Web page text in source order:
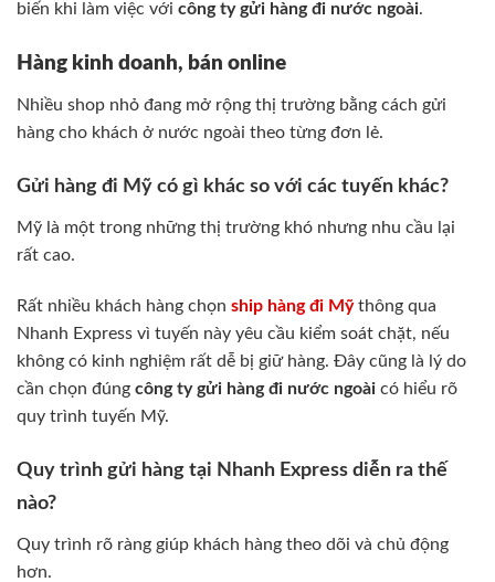
biến khi làm việc với công ty gửi hàng đi nước ngoài.
Hàng kinh doanh, bán online
Nhiều shop nhỏ đang mở rộng thị trường bằng cách gửi
hàng cho khách ở nước ngoài theo từng đơn lẻ.
Gửi hàng đi Mỹ có gì khác so với các tuyến khác?
Mỹ là một trong những thị trường khó nhưng nhu cầu lại
rất cao.
Rất nhiều khách hàng chọn ship hàng đi Mỹthông qua
Nhanh Express vì tuyến này yêu cầu kiểm soát chặt, nếu
không có kinh nghiệm rất dễ bị giữ hàng. Đây cũng là lý do
cần chọn đúng công ty gửi hàng đi nước ngoài có hiểu rõ
quy trình tuyến Mỹ.
Quy trình gửi hàng tại Nhanh Express diễn ra thế
nào?
Quy trình rõ ràng giúp khách hàng theo dõi và chủ động
hơn.